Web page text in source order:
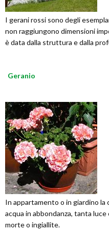
I gerani rossi sono degli
non raggiungono dimensioni
è data dalla struttura e dalla
Geranio
In appartamento o in giardino la
acqua in abbondanza, tanta
morte o ingiallite.